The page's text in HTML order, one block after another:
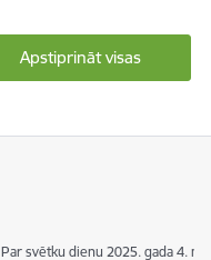
Apstiprināt visas
Par svētku dienu 2025. gada 4.